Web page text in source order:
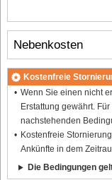
Nebenkosten
Kostenfreie
Wenn Sie einen nicht
Erstattung gewährt.
nachstehenden
Kostenfreie
Ankünfte in dem
Die Bedingungen